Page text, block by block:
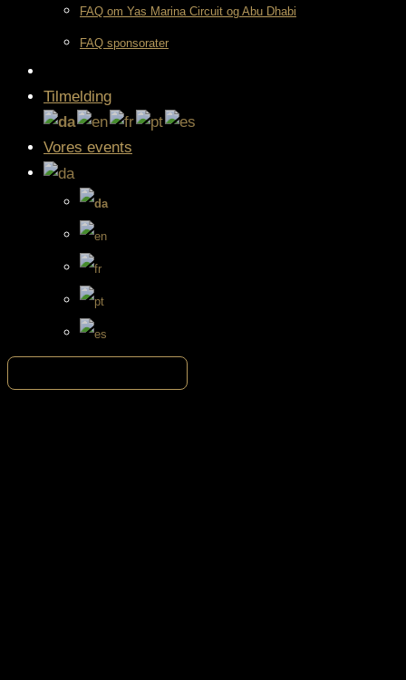
FAQ om Yas Marina Circuit og Abu Dhabi
FAQ sponsorater
Tilmelding
Vores events